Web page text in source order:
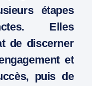
étapes
Elles
de discerner
et
puis de